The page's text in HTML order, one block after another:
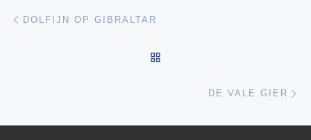
Bericht navigatie
DOLFIJN OP GIBRALTAR
DE VALE GIER